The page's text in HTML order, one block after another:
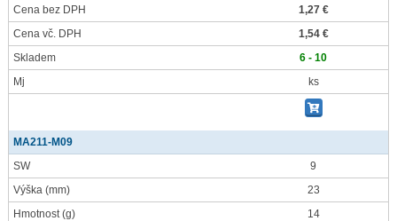
Cena bez DPH
1,27 €
Cena vč. DPH
1,54 €
Skladem
6 - 10
Mj
ks
MA211-M09
SW
9
Výška (mm)
23
Hmotnost(g)
14